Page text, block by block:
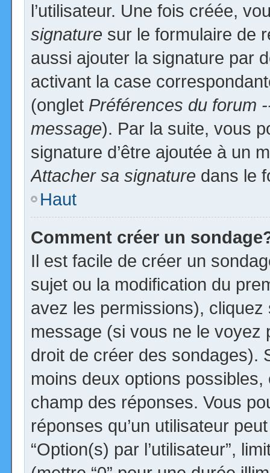
l’utilisateur. Une fois créée,
signature sur le formulaire de
aussi ajouter la signature par
activant la case
(onglet Préférences du forum
message). Par la suite, vous
signature d’être ajoutée à un
Attacher sa signature dans le
Haut
Comment créer un
Il est facile de créer un
sujet ou la modification du
avez les permissions), cliquez
message (si vous ne le voyez
droit de créer des sondages).
moins deux options
champ des réponses. Vous
réponses qu’un utilisateur
“Option(s) par l’utilisateur”,